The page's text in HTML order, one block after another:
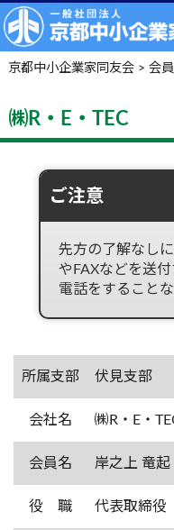
京都中小企業家同友会> 会
㈱R・E・TEC
ご注意
先方の了解なし
やFAXなどを送
電話をすること
所属支部 伏見支部
会社名 ㈱R・E・
会員名 岸之上 竜起
役 職 代表取締役